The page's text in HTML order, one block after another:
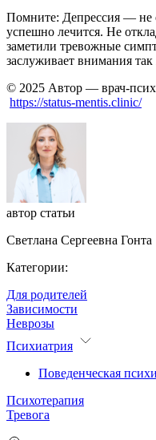
Помните: Депрессия — не
успешно лечится. Не
заметили тревожные
заслуживает внимания
© 2025 Автор — врач-
https://status-mentis.clinic/
автор статьи
Светлана Сергеевна Гонта
Категории:
Для родителей
Зависимости
Неврозы
Психиатрия
Поведенческая
Психотерапия
Тревога